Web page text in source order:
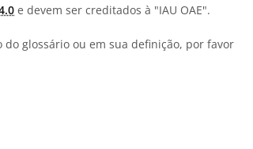
e devem ser creditados à "IAU OAE".
glossário ou em sua definição, por favor